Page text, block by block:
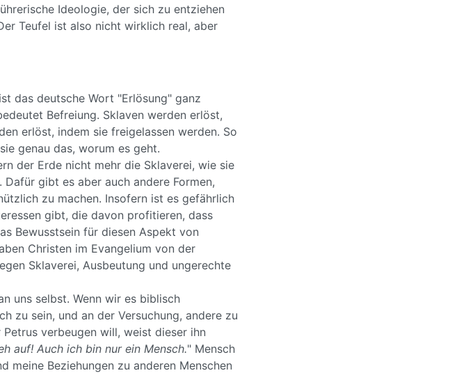
Ideologie, der sich zu entziehen
Teufel ist also nicht wirklich real, aber
das deutsche Wort "Erlösung" ganz
Befreiung. Sklaven werden erlöst,
erlöst, indem sie freigelassen werden. So
genau das, worum es geht.
der Erde nicht mehr die Sklaverei, wie sie
gibt es aber auch andere Formen,
zu machen. Insofern ist es gefährlich
gibt, die davon profitieren, dass
Bewusstsein für diesen Aspekt von
Christen im Evangelium von der
Sklaverei, Ausbeutung und ungerechte
uns selbst. Wenn wir es biblisch
zu sein, und an der Versuchung, andere zu
verbeugen will, weist dieser ihn
auf! Auch ich bin nur ein Mensch." Mensch
meine Beziehungen zu anderen Menschen